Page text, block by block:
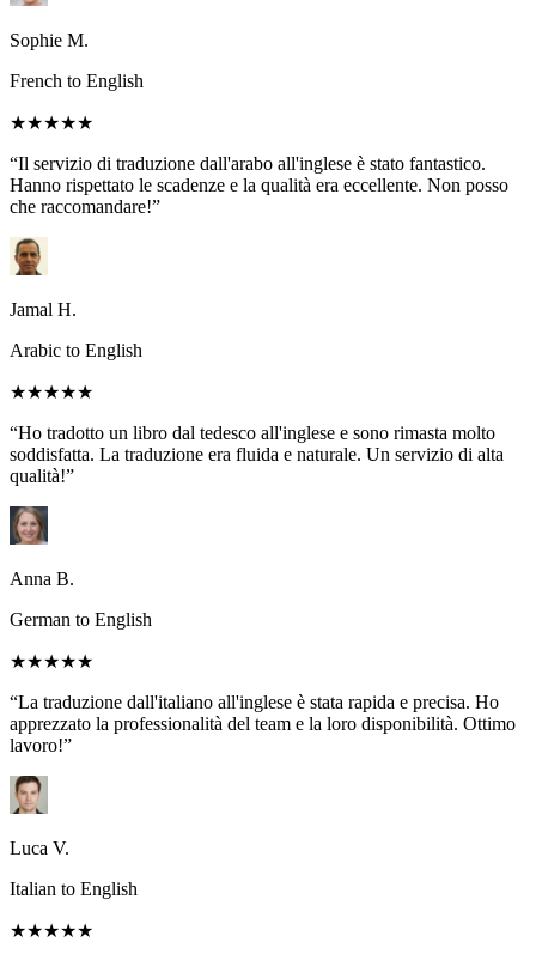
Sophie M.
French to English
★★★★★
“Il servizio di traduzione dall'arabo all'inglese è stato fantastico.
Hanno rispettato le scadenze e la qualità era eccellente. Non posso
che raccomandare!”
Jamal H.
Arabic to English
★★★★★
“Ho tradotto un libro dal tedesco all'inglese e sono rimasta molto
soddisfatta. La traduzione era fluida e naturale. Un servizio di alta
qualità!”
Anna B.
German to English
★★★★★
“La traduzione dall'italiano all'inglese è stata rapida e precisa. Ho
apprezzato la professionalità del team e la loro disponibilità. Ottimo
lavoro!”
Luca V.
Italian to English
★★★★★